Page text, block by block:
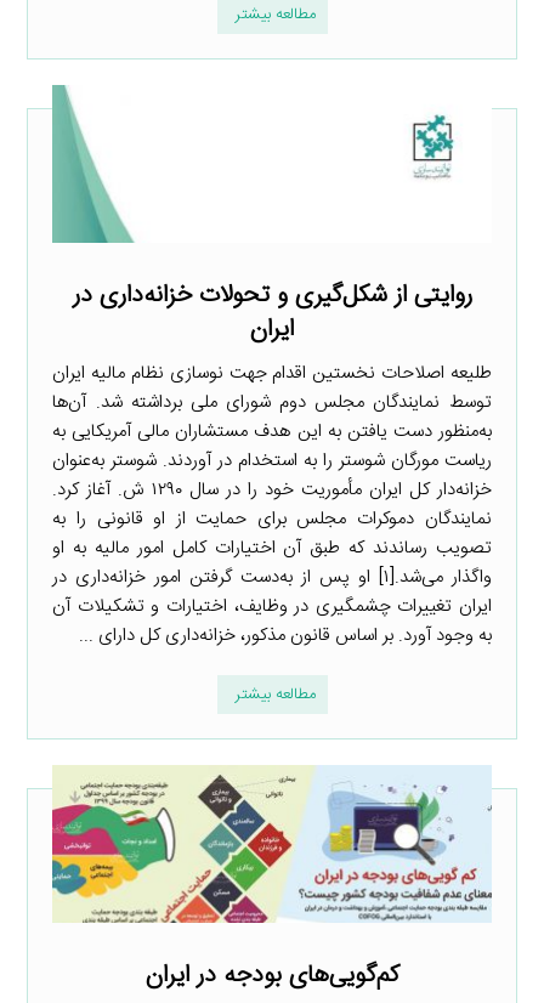
مطالعه بیشتر
روایتی از شکل‌گیری و تحولات خزانه‌داری در
ایران
طلیعه اصلاحات نخستین اقدام جهت نوسازی نظام مالیه ایران
توسط نمایندگان مجلس دوم شورای ملی برداشته شد. آن‌ها
به‌منظور دست یافتن به این هدف مستشاران مالی آمریکایی به
ریاست مورگان شوستر را به استخدام در آوردند. شوستر به‌عنوان
خزانه‌دار کل ایران مأموریت خود را در سال ۱۲۹۰ ش. آغاز کرد.
نمایندگان دموکرات مجلس برای حمایت از او قانونی را به
تصویب رساندند که طبق آن اختیارات کامل امور مالیه به او
واگذار می‌شد.[۱] او پس از به‌دست گرفتن امور خزانه‌داری در
ایران تغییرات چشمگیری در وظایف، اختیارات و تشکیلات آن
به وجود آورد. بر اساس قانون مذکور، خزانه‌داری کل دارای ...
مطالعه بیشتر
کم‌گویی‌های بودجه در ایران